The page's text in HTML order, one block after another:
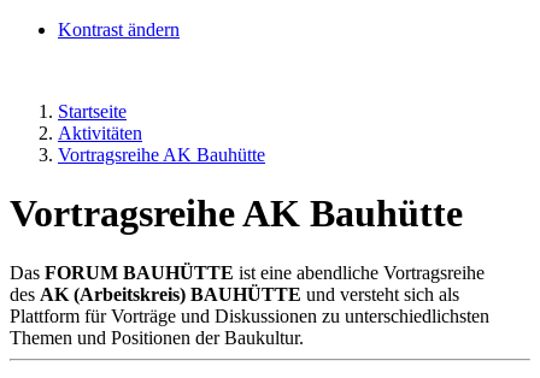
Kontrast ändern
Startseite
Aktivitäten
Vortragsreihe AK Bauhütte
Vortragsreihe AK Bauhütte
Das FORUM BAUHÜTTE ist eine abendliche Vortragsreihe
des AK (Arbeitskreis) BAUHÜTTE und versteht sich als
Plattform für Vorträge und Diskussionen zu unterschiedlichsten
Themen und Positionen der Baukultur.